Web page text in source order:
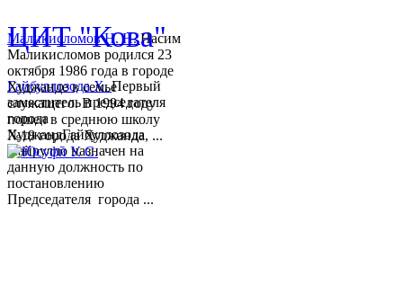
Гайбуллозода Х.Первый
заместитель председателя
города
ХуджандГайбуллозода
Хайрулло назначен на
данную должность по
постановлению
Председателя города ...
Маликисломов Н. Н.Насим
Маликисломов родился 23
октября 1986 года в городе
Худжанде в семье
служащего. В 1994 году
пошел в среднюю школу
№18 города Худжанда, ...
ЦИТ "Кова"